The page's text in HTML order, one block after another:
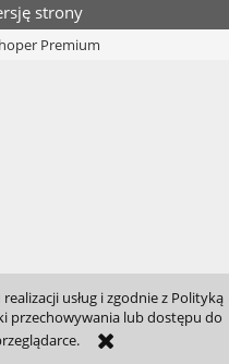
usług i zgodnie z Polityką
przechowywania lub dostępu do
strony
Premium